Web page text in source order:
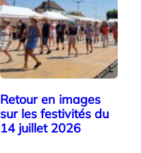
Retour en images
sur les festivités du
14 juillet 2026